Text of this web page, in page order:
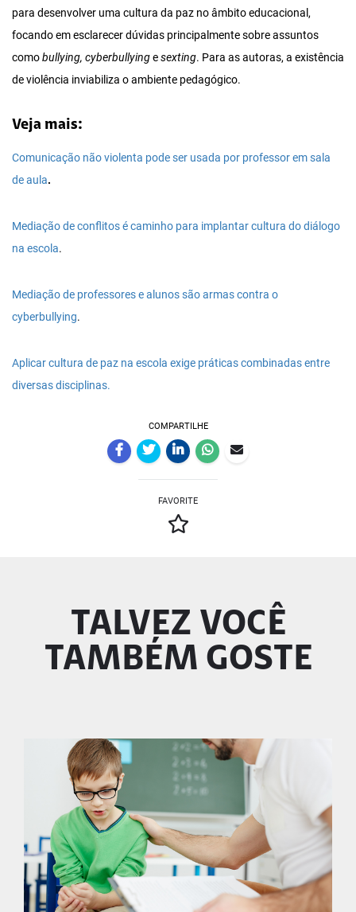
para desenvolver uma cultura da paz no âmbito educacional,
focando em esclarecer dúvidas principalmente sobre assuntos
comobullying, cyberbullyingesexting. Para as autoras, a existência
de violência inviabiliza o ambiente pedagógico.
Veja mais:
Comunicação não violenta pode ser usada por professor em sala
de aula.
Mediação de conflitos é caminho para implantar cultura do diálogo
na escola.
Mediação de professores e alunos são armas contra o
cyberbullying.
Aplicar cultura de paz na escola exige práticas combinadas entre
diversas disciplinas.
COMPARTILHE
FAVORITE
TALVEZ VOCÊ
TAMBÉM GOSTE